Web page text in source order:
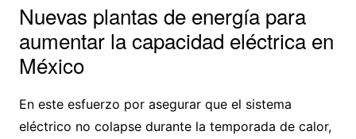
Nuevas plantas de energía para
aumentar la capacidad eléctrica en
México
En este esfuerzo por asegurar que el sistema
eléctrico no colapse durante la temporada de calor,